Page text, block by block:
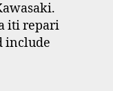
iti repari
include